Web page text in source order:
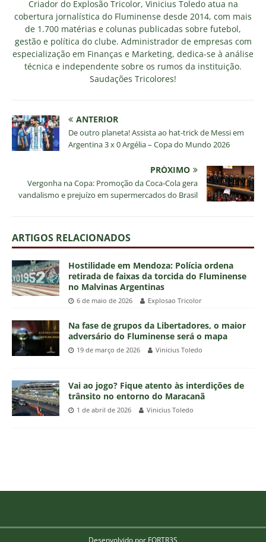
Criador do Explosão Tricolor, Vinicius Toledo atua na
cobertura jornalística do Fluminense desde 2014, com mais
de 1.700 matérias e colunas publicadas sobre futebol,
gestão e política do clube. Administrador de empresas com
especialização em Finanças e Marketing, dedica-se à análise
técnica e independente sobre os rumos da instituição.
Saudações Tricolores!
ANTERIOR
De outro planeta! Assista ao hat-trick de Messi em
Argentina 3 x 0 Argélia – Copa do Mundo 2026
PRÓXIMO
Vergonha na Copa: Promoção da Coca-Cola gera
vandalismo e prejuízo em supermercados do Brasil
ARTIGOS RELACIONADOS
Hostilidade em Mendoza: Polícia ordena
retirada de faixas da torcida do Fluminense
no Malvinas Argentinas
6 de maio de 2026 Explosao Tricolor
Na fase de grupos da Libertadores, o maior
adversário do Fluminense será o mapa
19 de março de 2026 Vinicius Toledo
Vai ao jogo? Fique atento às interdições de
trânsito no entorno do Maracanã
1 de abril de 2026 Vinicius Toledo
Desenvolvido por FORTR3S